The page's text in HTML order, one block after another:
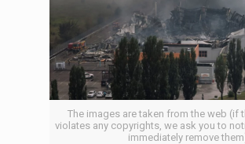
The images are taken from the web (if
violates any copyrights, we ask you to
immediately remove